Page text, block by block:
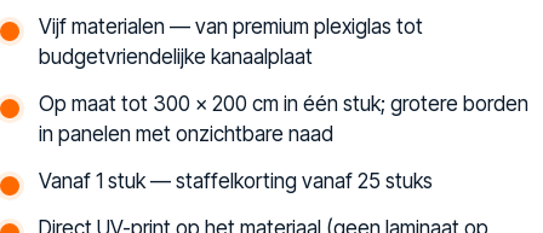
Vijf materialen — van premium plexiglas tot
budgetvriendelijke kanaalplaat
Op maat tot 300 × 200 cm in één stuk; grotere borden
in panelen met onzichtbare naad
Vanaf 1 stuk — staffelkorting vanaf 25 stuks
Direct UV-print op het materiaal (geen laminaat op